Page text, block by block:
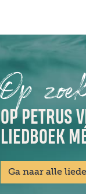
Op
OP PETRUS
LIEDBOEK
Ga naar alle